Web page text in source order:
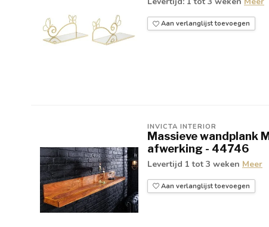
Aan verlanglijst toevoegen
INVICTA INTERIOR
Massieve wandplank
afwerking - 44746
Levertijd 1 tot 3 weken Meer
Aan verlanglijst toevoegen